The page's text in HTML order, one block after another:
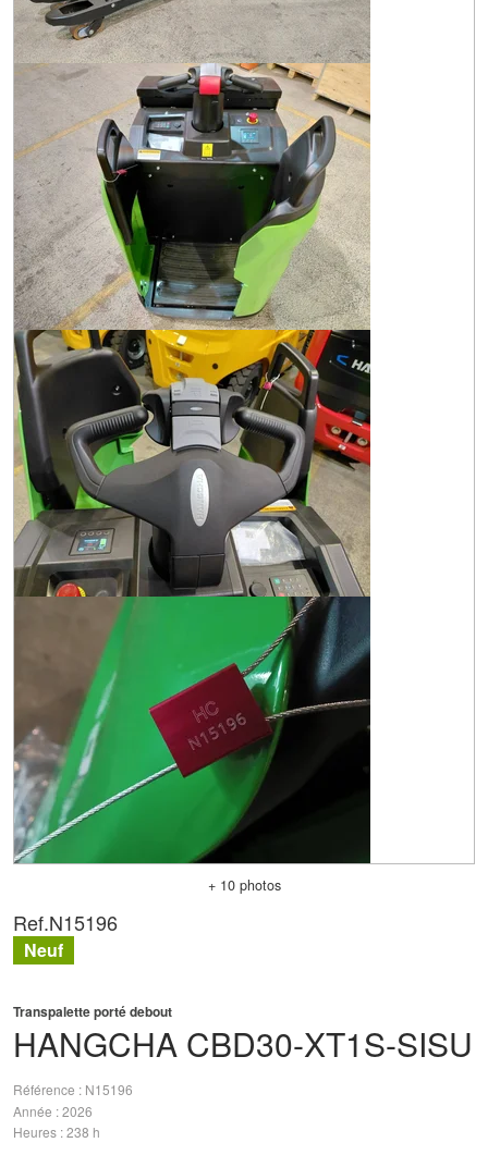
+ 10 photos
HANGCHA CBD30-XT1S-SISU
Transpalette porté debout
Référence
N15196
Année 2026
Heures 238 h
Ref.N15196
Neuf